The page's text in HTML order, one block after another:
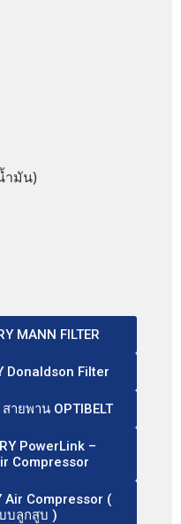
ำมัน)
MANN FILTER
Donaldson Filter
สายพาน OPTIBELT
PowerLink –
Compressor
Air Compressor (
บลูกสูบ )